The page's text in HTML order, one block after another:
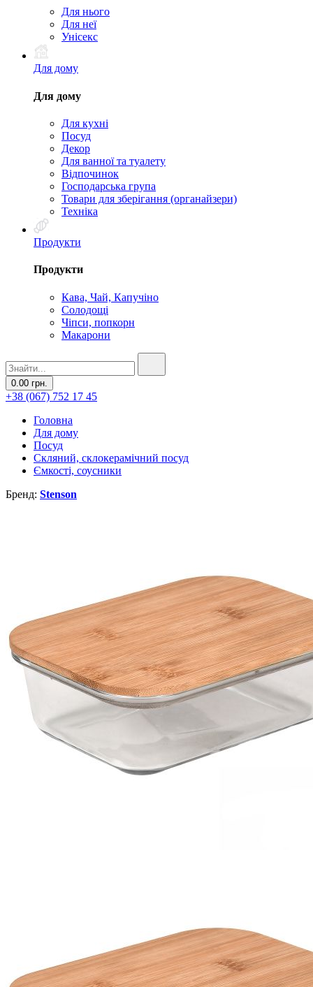
Для нього
Для неї
Унісекс
Для дому
Для дому
Для кухні
Посуд
Декор
Для ванної та туалету
Відпочинок
Господарська група
Товари для зберігання (органайзери)
Техніка
Продукти
Продукти
Кава, Чай, Капучіно
Солодощі
Чіпси, попкорн
Макарони
0.00 грн.
+38 (067) 752 17 45
Головна
Для дому
Посуд
Скляний, склокерамічний посуд
Ємкості, соусники
Бренд: Stenson